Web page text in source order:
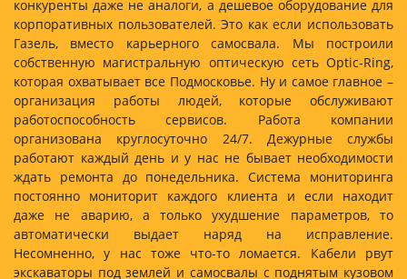
конкуренты даже не аналоги, а дешевое оборудование для
корпоративных пользователей. Это как если использовать
Газель, вместо карьерного самосвала. Мы построили
собственную магистральную оптическую сеть Optic-Ring,
которая охватывает все Подмосковье. Ну и самое главное –
организация работы людей, которые обслуживают
работоспособность сервисов. Работа компании
организована круглосуточно 24/7. Дежурные службы
работают каждый день и у нас не бывает необходимости
ждать ремонта до понедельника. Система мониторинга
постоянно мониторит каждого клиента и если находит
даже не аварию, а только ухудшение параметров, то
автоматически выдает наряд на исправление.
Несомненно, у нас тоже что-то ломается. Кабели рвут
экскаваторы под землей и самосвалы с поднятым кузовом